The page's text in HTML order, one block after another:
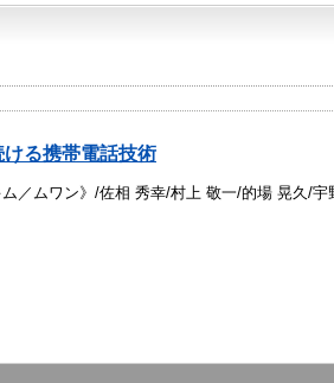
ける携帯電話技術
／ムワン》/佐相 秀幸/村上 敬一/的場 晃久/宇